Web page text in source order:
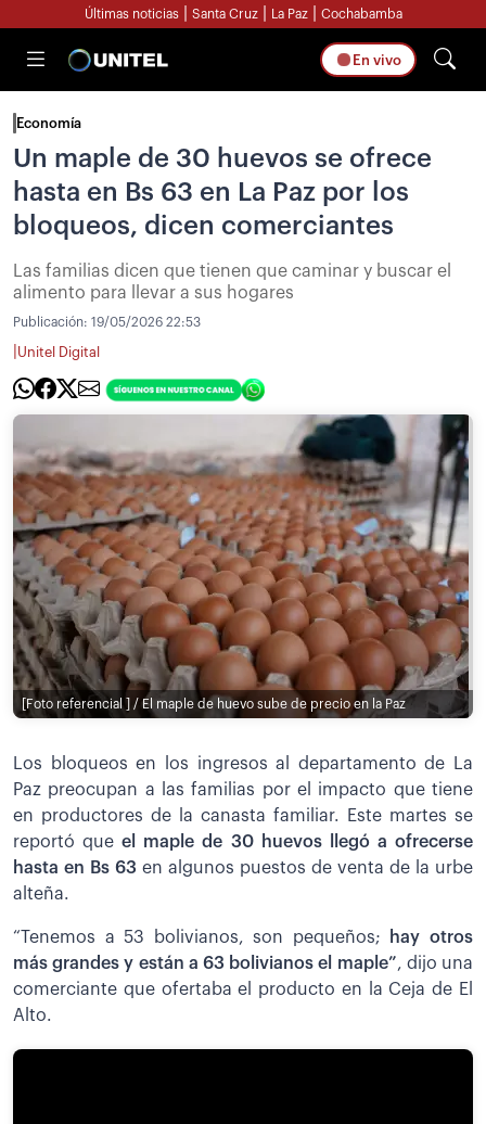
Últimas noticias Santa Cruz La Paz Cochabamba
En vivo
Economía
Un maple de 30 huevos se ofrece
hasta en Bs 63 en La Paz por los
bloqueos, dicen comerciantes
Las familias dicen que tienen que caminar y buscar el
alimento para llevar a sus hogares
Publicación: 19/05/2026 22:53
Unitel Digital
[Foto referencial ] / El maple de huevo sube de precio en la Paz
Los bloqueos en los ingresos al departamento de La
Paz preocupan a las familias por el impacto que tiene
en productores de la canasta familiar. Este martes se
reportó queel maple de 30 huevos llegó a ofrecerse
hasta en Bs 63 en algunos puestos de venta de la urbe
alteña.
“Tenemos a 53 bolivianos, son pequeños;
hay otros
más grandes y están a 63 bolivianos el maple”, dijo una
comerciante que ofertaba el producto en la Ceja de El
Alto.